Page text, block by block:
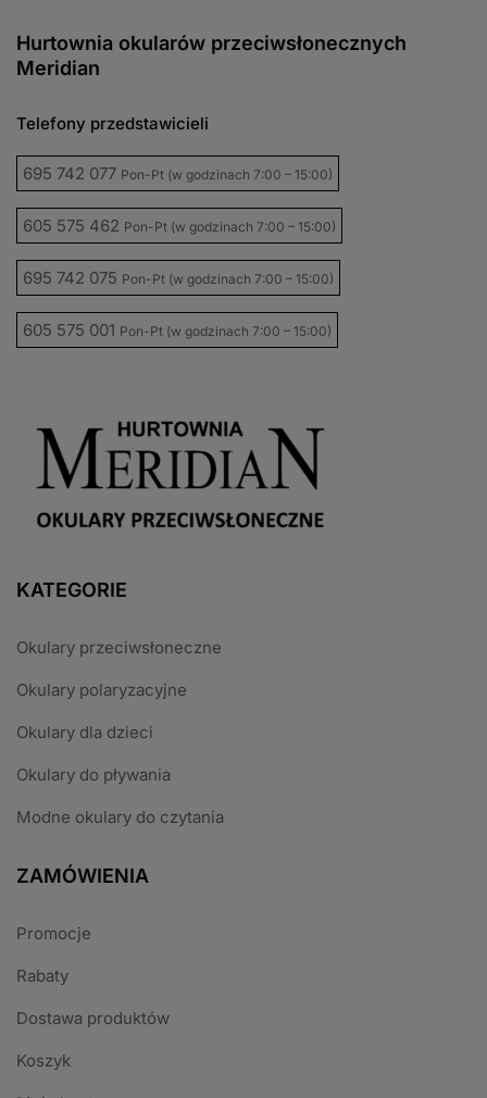
Hurtownia okularów przeciwsłonecznych
Meridian
Telefony przedstawicieli
695 742 077 Pon-Pt (w godzinach 7:00 – 15:00)
605 575 462 Pon-Pt (w godzinach 7:00 – 15:00)
695 742 075 Pon-Pt (w godzinach 7:00 – 15:00)
605 575 001 Pon-Pt (w godzinach 7:00 – 15:00)
KATEGORIE
Okulary przeciwsłoneczne
Okulary polaryzacyjne
Okulary dla dzieci
Okulary do pływania
Modne okulary do czytania
ZAMÓWIENIA
Promocje
Rabaty
Dostawa produktów
Koszyk